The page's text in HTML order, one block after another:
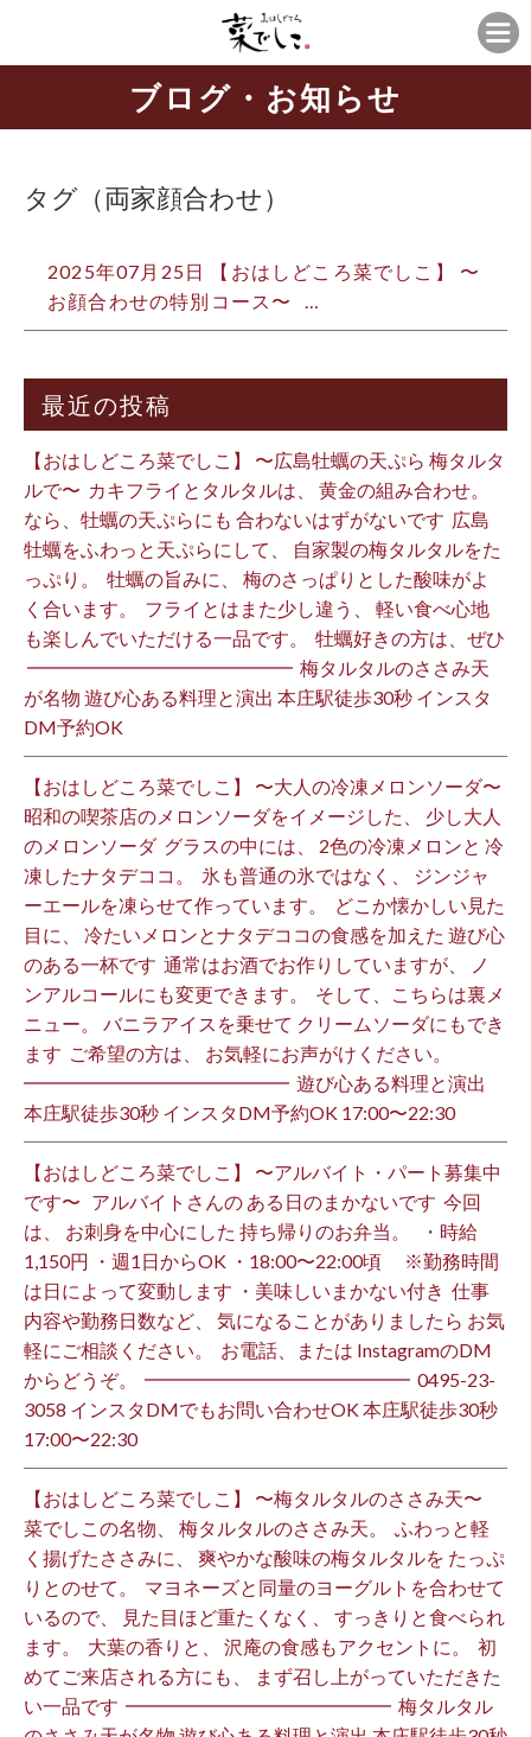
ブログ・お知らせ
タグ（両家顔合わせ）
2025年07月25日 【おはしどころ菜でしこ】 〜
お顔合わせの特別コース〜 ⁡ ⁡…
最近の投稿
【おはしどころ菜でしこ】 〜広島牡蠣の天ぷら 梅タルタ
ルで〜 ⁡ カキフライとタルタルは、 黄金の組み合わせ。 ⁡
なら、牡蠣の天ぷらにも 合わないはずがないです ⁡ 広島
牡蠣をふわっと天ぷらにして、 自家製の梅タルタルをた
っぷり。 ⁡ 牡蠣の旨みに、 梅のさっぱりとした酸味がよ
く合います。 ⁡ フライとはまた少し違う、 軽い食べ心地
も楽しんでいただける一品です。 ⁡ 牡蠣好きの方は、ぜひ
⁡ ━━━━━━━━━━━━━━ ⁡ 梅タルタルのささみ天
が名物 遊び心ある料理と演出 本庄駅徒歩30秒 インスタ
DM予約OK ⁡
【おはしどころ菜でしこ】 〜大人の冷凍メロンソーダ〜 ⁡
昭和の喫茶店のメロンソーダをイメージした、 少し大人
のメロンソーダ ⁡ グラスの中には、 2色の冷凍メロンと 冷
凍したナタデココ。 ⁡ 氷も普通の氷ではなく、 ジンジャ
ーエールを凍らせて作っています。 ⁡ どこか懐かしい見た
目に、 冷たいメロンとナタデココの食感を加えた 遊び心
のある一杯です ⁡ 通常はお酒でお作りしていますが、 ノ
ンアルコールにも変更できます。 ⁡ そして、こちらは裏メ
ニュー。 バニラアイスを乗せて クリームソーダにもでき
ます ⁡ ご希望の方は、 お気軽にお声がけください。 ⁡
━━━━━━━━━━━━━━ ⁡ 遊び心ある料理と演出
本庄駅徒歩30秒 インスタDM予約OK 17:00〜22:30 ⁡
【おはしどころ菜でしこ】 〜アルバイト・パート募集中
です〜 ⁡ ⁡ アルバイトさんの ある日のまかないです ⁡ 今回
は、 お刺身を中心にした 持ち帰りのお弁当。 ⁡ ⁡ ・時給
1,150円 ・週1日からOK ・18:00〜22:00頃 ※勤務時間
は日によって変動します ・美味しいまかない付き ⁡ 仕事
内容や勤務日数など、 気になることがありましたら お気
軽にご相談ください。 ⁡ お電話、または InstagramのDM
からどうぞ。 ⁡ ━━━━━━━━━━━━━━ ⁡ ️0495-23-
3058 インスタDMでもお問い合わせOK 本庄駅徒歩30秒
17:00〜22:30 ⁡
【おはしどころ菜でしこ】 〜梅タルタルのささみ天〜 ⁡
菜でしこの名物、 梅タルタルのささみ天。 ⁡ ふわっと軽
く揚げたささみに、 爽やかな酸味の梅タルタルを たっぷ
りとのせて。 ⁡ マヨネーズと同量のヨーグルトを合わせて
いるので、 見た目ほど重たくなく、 すっきりと食べられ
ます。 ⁡ 大葉の香りと、 沢庵の食感もアクセントに。 ⁡ 初
めてご来店される方にも、 まず召し上がっていただきた
い一品です️ ⁡ ━━━━━━━━━━━━━━ ⁡ 梅タルタル